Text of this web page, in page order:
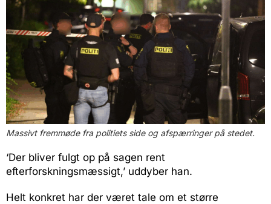
Massivt fremmøde fra politiets side og afspærringer på stedet.
‘Der bliver fulgt op på sagen rent
efterforskningsmæssigt,’ uddyber han.
Helt konkret har der været tale om et større